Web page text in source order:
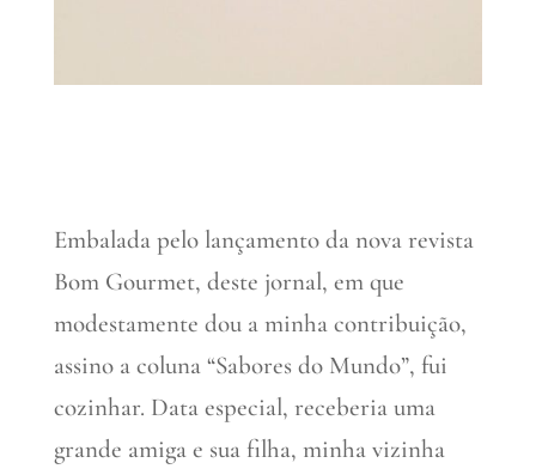
Embalada pelo lançamento da nova revista
Bom Gourmet, deste jornal, em que
modestamente dou a minha contribuição,
assino a coluna “Sabores do Mundo”, fui
cozinhar. Data especial, receberia uma
grande amiga e sua filha, minha vizinha